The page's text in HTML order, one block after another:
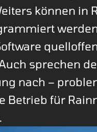
können in
sprechen
nach –
Betrieb für